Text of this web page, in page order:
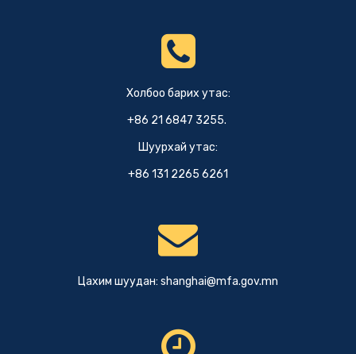
Холбоо барих утас:
+86 21 6847 3255.
Шуурхай утас:
+86 131 2265 6261
Цахим шуудан: shanghai@mfa.gov.mn